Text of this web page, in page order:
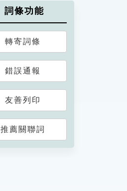
詞條功能
轉寄詞條
錯誤通報
友善列印
推薦關聯詞